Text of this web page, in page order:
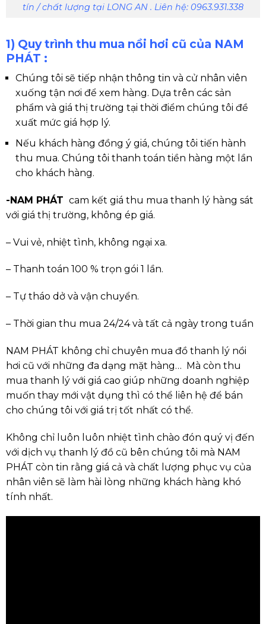
tín / chất lượng tại LONG AN . Liên hệ: 0963.931.338
1) Quy trình thu mua nồi hơi cũ của NAM
PHÁT :
Chúng tôi sẽ tiếp nhận thông tin và cử nhân viên
xuống tận nơi để xem hàng. Dựa trên các sản
phẩm và giá thị trường tại thời điểm chúng tôi đề
xuất mức giá hợp lý.
Nếu khách hàng đồng ý giá, chúng tôi tiến hành
thu mua. Chúng tôi thanh toán tiền hàng một lần
cho khách hàng.
-NAM PHÁT cam kết giá thu mua thanh lý hàng sát
với giá thị trường, không ép giá.
– Vui vẻ, nhiệt tình, không ngại xa.
– Thanh toán 100 % trọn gói 1 lần.
– Tự tháo dở và vận chuyển.
– Thời gian thu mua 24/24 và tất cả ngày trong tuần
NAM PHÁT không chỉ chuyên mua đồ thanh lý nồi
hơi cũ với những đa dạng mặt hàng… Mà còn thu
mua thanh lý với giá cao giúp những doanh nghiệp
muốn thay mới vật dụng thì có thể liên hệ để bán
cho chúng tôi với giá trị tốt nhất có thể.
Không chỉ luôn luôn nhiệt tình chào đón quý vị đến
với dịch vụ thanh lý đồ cũ bên chúng tôi mà NAM
PHÁT còn tin rằng giá cả và chất lượng phục vụ của
nhân viên sẽ làm hài lòng những khách hàng khó
tính nhất.